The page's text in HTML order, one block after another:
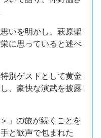
いを明かし、萩原聖
に思っていると述べ
別ゲストとして黄金
、豪快な演武を披露
」の旅が続くことを
と歓声で包まれた